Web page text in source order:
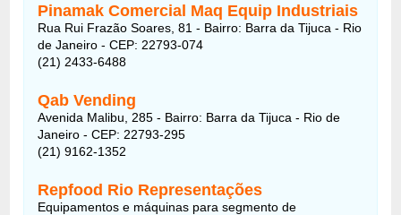
Pinamak Comercial Maq Equip Industriais
Rua Rui Frazão Soares, 81 - Bairro: Barra da Tijuca - Rio
de Janeiro - CEP: 22793-074
(21) 2433-6488
Qab Vending
Avenida Malibu, 285 - Bairro: Barra da Tijuca - Rio de
Janeiro - CEP: 22793-295
(21) 9162-1352
Repfood Rio Representações
Equipamentos e máquinas para segmento de